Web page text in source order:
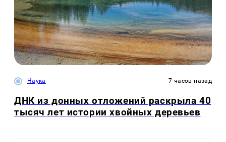
Наука 7 часов назад
ДНК из донных отложений раскрыла 40
тысяч лет истории хвойных деревьев